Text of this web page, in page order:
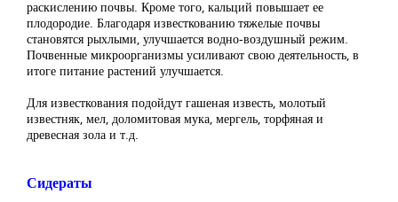
раскислению почвы. Кроме того, кальций повышает ее
плодородие. Благодаря известкованию тяжелые почвы
становятся рыхлыми, улучшается водно-воздушный режим.
Почвенные микроорганизмы усиливают свою деятельность, в
итоге питание растений улучшается.
Для известкования подойдут гашеная известь, молотый
известняк, мел, доломитовая мука, мергель, торфяная и
древесная зола и т.д.
Сидераты